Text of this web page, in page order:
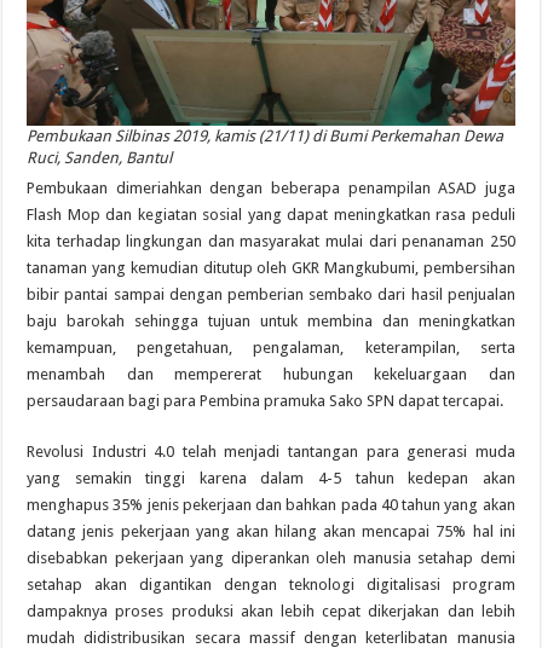
Pembukaan Silbinas 2019, kamis (21/11) di Bumi Perkemahan Dewa
Ruci, Sanden, Bantul
Pembukaan dimeriahkan dengan beberapa penampilan ASAD juga
Flash Mop dan kegiatan sosial yang dapat meningkatkan rasa peduli
kita terhadap lingkungan dan masyarakat mulai dari penanaman 250
tanaman yang kemudian ditutup oleh GKR Mangkubumi, pembersihan
bibir pantai sampai dengan pemberian sembako dari hasil penjualan
baju barokah sehingga tujuan untuk membina dan meningkatkan
kemampuan, pengetahuan, pengalaman, keterampilan, serta
menambah dan mempererat hubungan kekeluargaan dan
persaudaraan bagi para Pembina pramuka Sako SPN dapat tercapai.
Revolusi Industri 4.0 telah menjadi tantangan para generasi muda
yang semakin tinggi karena dalam 4-5 tahun kedepan akan
menghapus 35% jenis pekerjaan dan bahkan pada 40 tahun yang akan
datang jenis pekerjaan yang akan hilang akan mencapai 75% hal ini
disebabkan pekerjaan yang diperankan oleh manusia setahap demi
setahap akan digantikan dengan teknologi digitalisasi program
dampaknya proses produksi akan lebih cepat dikerjakan dan lebih
mudah didistribusikan secara massif dengan keterlibatan manusia